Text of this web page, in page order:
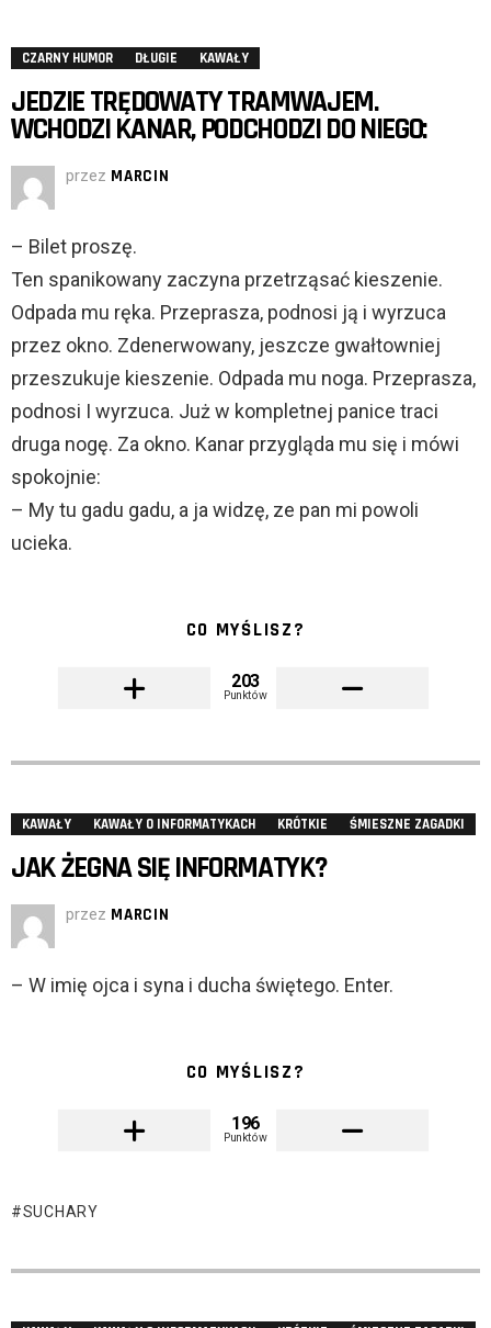
CZARNY HUMOR DŁUGIE KAWAŁY
JEDZIE TRĘDOWATY TRAMWAJEM.
WCHODZI KANAR, PODCHODZI DO NIEGO:
przez MARCIN
– Bilet proszę.
Ten spanikowany zaczyna przetrząsać kieszenie.
Odpada mu ręka. Przeprasza, podnosi ją i wyrzuca
przez okno. Zdenerwowany, jeszcze gwałtowniej
przeszukuje kieszenie. Odpada mu noga. Przeprasza,
podnosi I wyrzuca. Już w kompletnej panice traci
druga nogę. Za okno. Kanar przygląda mu się i mówi
spokojnie:
– My tu gadu gadu, a ja widzę, ze pan mi powoli
ucieka.
CO MYŚLISZ?
203
Punktów
KAWAŁY KAWAŁY O INFORMATYKACH KRÓTKIE ŚMIESZNE ZAGADKI
JAK ŻEGNA SIĘ INFORMATYK?
przez MARCIN
– W imię ojca i syna i ducha świętego. Enter.
CO MYŚLISZ?
196
Punktów
SUCHARY